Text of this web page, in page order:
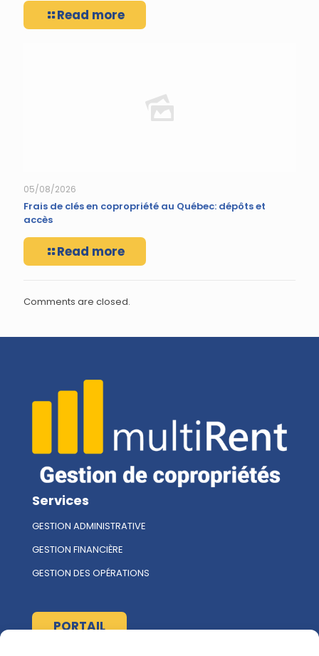
Read more
05/08/2026
Frais de clés en copropriété au Québec: dépôts et
accès
Read more
Comments are closed.
Services
GESTION ADMINISTRATIVE
GESTION FINANCIÈRE
GESTION DES OPÉRATIONS
PORTAIL